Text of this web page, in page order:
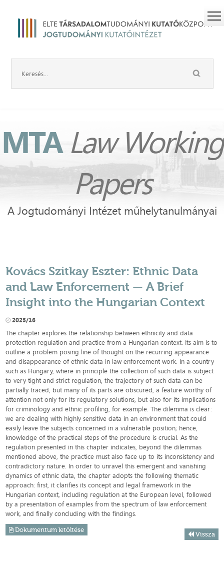
MTALaw Working
Papers
A Jogtudományi Intézet műhelytanulmányai
Kovács Szitkay Eszter: Ethnic Data
and Law Enforcement — A Brief
Insight into the Hungarian Context
2025/16
The chapter explores the relationship between ethnicity and data
protection regulation and practice from a Hungarian context. Its aim is to
outline a problem posing line of thought on the recurring appearance
and disappearance of ethnic data in law enforcement work. In a country
such as Hungary, where in principle the collection of such data is subject
to very tight and strict regulation, the trajectory of such data can be
partially traced, but many of its parts are obscured, a feature worthy of
attention not only for its regulatory solutions, but also for its implications
for criminology and ethnic profiling, for example. The dilemma is clear:
we are dealing with highly sensitive data in an environment that could
easily leave the subjects concerned in a vulnerable position; hence,
knowledge of the practical steps of the procedure is crucial. As the
regulation presented in this chapter indicates, beyond the dilemmas
mentioned above, the practice must also face up to its inconsistency and
contradictory nature. In order to unravel this emergent and vanishing
dynamics of ethnic data, the chapter adopts the following thematic
approach: first, it clarifies its concept and legal framework in the
Hungarian context, including regulation at the European level, followed
by a presentation of examples from the spectrum of law enforcement
work, and finally concluding with the findings.
Dokumentum letöltése
Vissza